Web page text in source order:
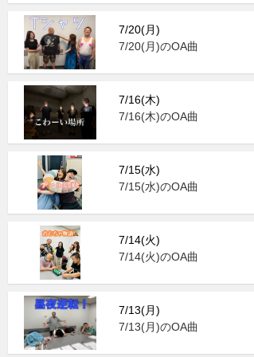
7/20(月)
7/20(月)のOA曲
7/16(木)
7/16(木)のOA曲
7/15(水)
7/15(水)のOA曲
7/14(火)
7/14(火)のOA曲
7/13(月)
7/13(月)のOA曲